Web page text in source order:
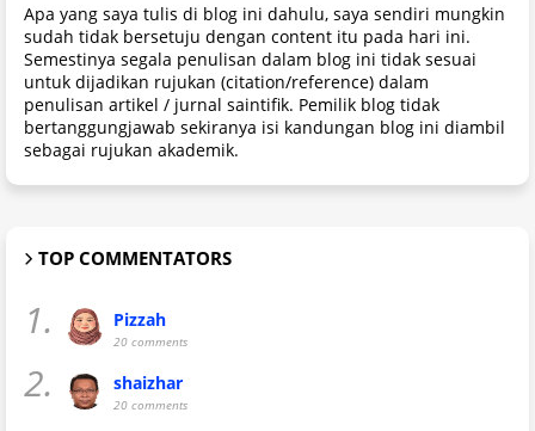
Apa yang saya tulis di blog ini dahulu, saya sendiri mungkin
sudah tidak bersetuju dengan content itu pada hari ini.
Semestinya segala penulisan dalam blog ini tidak sesuai
untuk dijadikan rujukan (citation/reference) dalam
penulisan artikel / jurnal saintifik. Pemilik blog tidak
bertanggungjawab sekiranya isi kandungan blog ini diambil
sebagai rujukan akademik.
TOP COMMENTATORS
1. Pizzah
20 comments
2. shaizhar
20 comments